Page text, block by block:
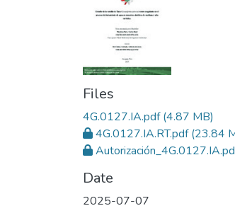
Files
4G.0127.IA.pdf(4.87 MB)
4G.0127.IA.RT.pdf(23.84
Date
2025-07-07